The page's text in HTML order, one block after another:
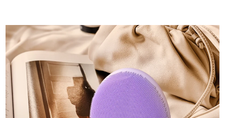
LUNA™ 4 Men
For men, anti-aging massage
LUNA™ 4 mini
For young skin, T-zone
BEAR™ 2 eyes & lips
Microcurrent line smoothing device
面部提拉護理
Premium anti-aging skincare
UFO™ 3 LED
Near-infrared and red light therapy
device
UFO™ 3 mini
Red light therapy device for young skin
issa™ 4 plus
Smart hybrid silicone sonic toothbrush
issa™ 4 smile
Hybrid silicone sonic toothbrush
抗老
FAQ™ 101
Clinical anti-aging
LED 護理
NEW
FAQ™ 201
LED mask
NEW
加拿大 預計送達日期8/15/26
智利 預計送達日期8/15/26
中國 預計送達日期 8/11/26
哥倫比亞 預計送達日期8/15/26